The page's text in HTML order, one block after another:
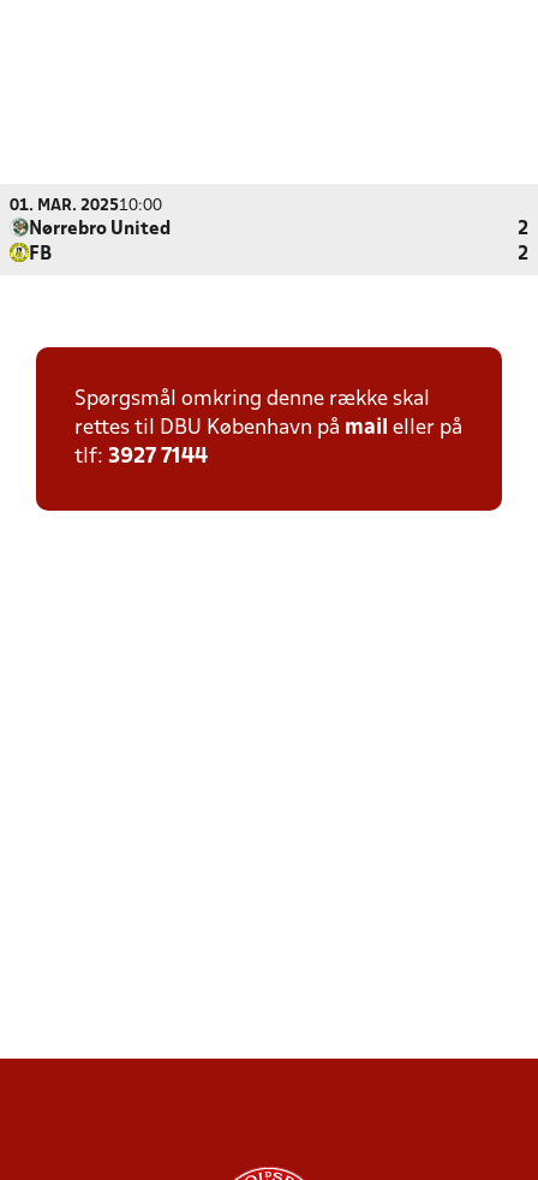
01. MAR. 202510:00
Nørrebro United
2
FB
2
Spørgsmål omkring denne række skal
rettes til DBU København på mail eller på
tlf: 3927 7144